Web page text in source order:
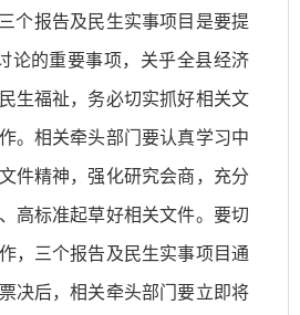
个报告及民生实事项目是要提
论的重要事项，关乎全县经济
生福祉，务必切实抓好相关文
。相关牵头部门要认真学习中
件精神，强化研究会商，充分
高标准起草好相关文件。要切
，三个报告及民生实事项目通
决后，相关牵头部门要立即将